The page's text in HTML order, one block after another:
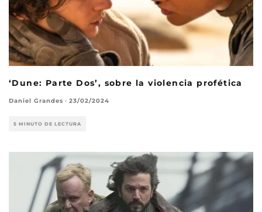
‘Dune: Parte Dos’, sobre la violencia profética
Daniel Grandes · 23/02/2024
5 MINUTO DE LECTURA